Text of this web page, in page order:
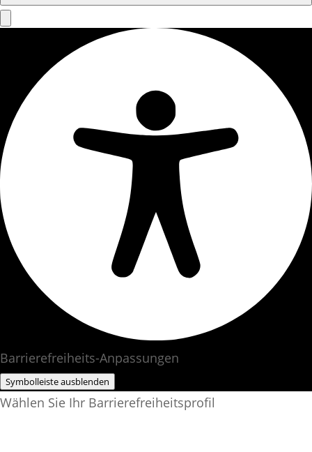
Barrierefreiheits-Anpassungen
Symbolleiste ausblenden
Wählen Sie Ihr Barrierefreiheitsprofil